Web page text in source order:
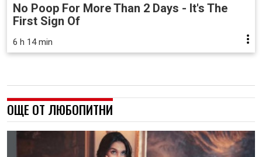
No Poop For More Than 2 Days - It's The
First Sign Of
6 h 14 min
ОЩЕ ОТ ЛЮБОПИТНИ